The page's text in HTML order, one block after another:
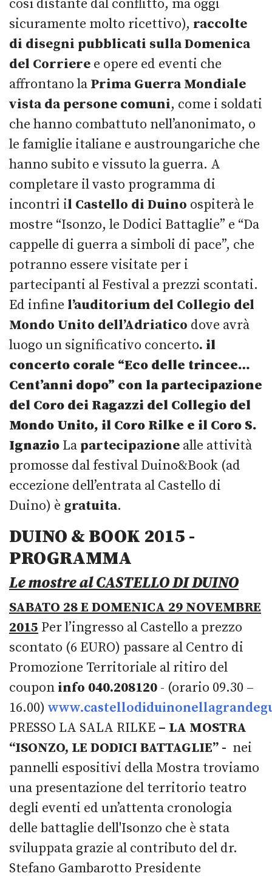
così distante dal conflitto, ma oggi
sicuramente molto ricettivo), raccolte
di disegni pubblicati sulla Domenica
del Corriere e opere ed eventi che
affrontano la Prima Guerra Mondiale
vista da persone comuni, come i soldati
che hanno combattuto nell’anonimato, o
le famiglie italiane e austroungariche che
hanno subito e vissuto la guerra. A
completare il vasto programma di
incontri il Castello di Duino ospiterà le
mostre “Isonzo, le Dodici Battaglie” e “Da
cappelle di guerra a simboli di pace”, che
potranno essere visitate per i
partecipanti al Festival a prezzi scontati.
Ed infine l’auditorium del Collegio del
Mondo Unito dell’Adriatico dove avrà
luogo un significativo concerto. il
concerto corale “Eco delle trincee…
Cent’anni dopo” con la partecipazione
del Coro dei Ragazzi del Collegio del
Mondo Unito, il Coro Rilke e il Coro S.
Ignazio La partecipazione alle attività
promosse dal festival Duino&Book (ad
eccezione dell’entrata al Castello di
Duino) è gratuita.
DUINO & BOOK 2015 -
PROGRAMMA
Le mostre al CASTELLO DI DUINO
SABATO 28 E DOMENICA 29 NOVEMBRE
2015 Per l’ingresso al Castello a prezzo
scontato (6 EURO) passare al Centro di
Promozione Territoriale al ritiro del
coupon info 040.208120 - (orario 09.30 –
16.00)
PRESSO LA SALA RILKE – LA MOSTRA
“ISONZO, LE DODICI BATTAGLIE” - nei
pannelli espositivi della Mostra troviamo
una presentazione del territorio teatro
degli eventi ed un’attenta cronologia
delle battaglie dell'Isonzo che è stata
sviluppata grazie al contributo del dr.
Stefano Gambarotto Presidente